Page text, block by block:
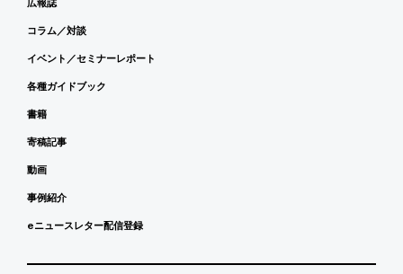
コラム／対談
イベント／セミナーレポート
各種ガイドブック
書籍
寄稿記事
動画
事例紹介
eニュースレター配信登録